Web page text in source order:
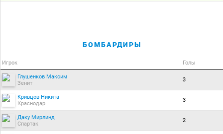
БОМБАРДИРЫ
Игрок Голы
Глушенков Максим
Зенит
3
Кривцов Никита
Краснодар
3
Даку Мирлинд
Спартак
2